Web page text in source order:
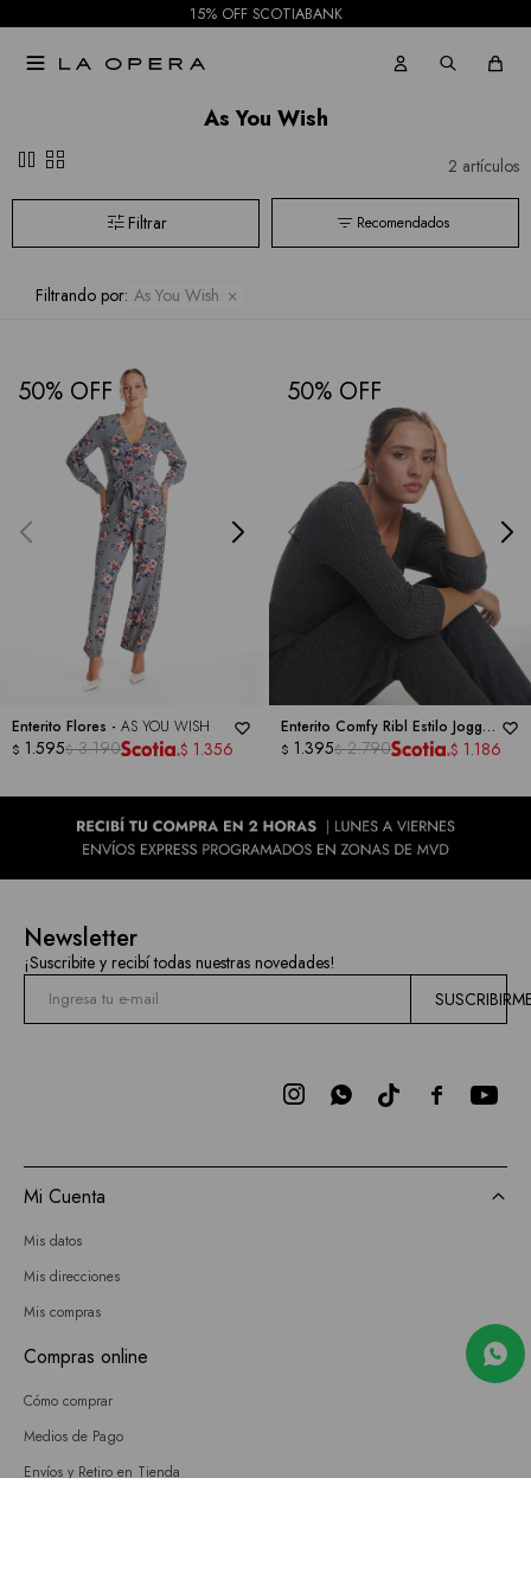
15% OFF SCOTIABANK

As You Wish
pause grid_view 2 artículos
Recomendados
Filtrando por: As You Wish
50
Enterito Flores - AS YOU WISH
$ 1.595$ 3.190 $ 1.356
50
Enterito Comfy Ribl Estilo Jogger
- AS YOU WISH
$ 1.395$ 2.790 $ 1.186
Newsletter
¡Suscribite y recibí todas nuestras novedades!

 
Mi Cuenta
Mis datos
Mis direcciones
Mis compras
Compras online
Cómo comprar
Medios de Pago
Envíos y Retiro en Tienda
Jeans
Mallas
BCBGMAXAZRIA
Bebe